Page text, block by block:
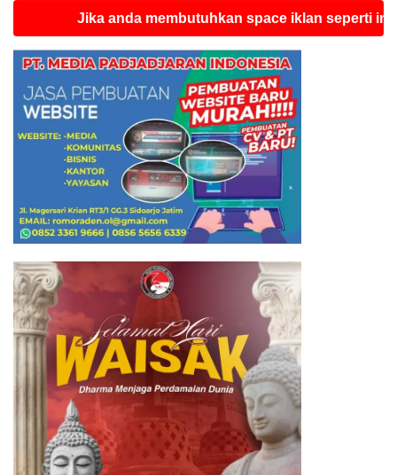
Jika anda membutuhkan space iklan seperti ini